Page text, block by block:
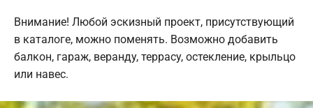
Внимание! Любой эскизный проект, присутствующий
в каталоге, можно поменять. Возможно добавить
балкон, гараж, веранду, террасу, остекление, крыльцо
или навес.